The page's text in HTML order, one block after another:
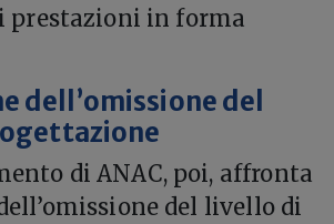
prestazioni in forma
dell’omissione del
di ANAC, poi, affronta
del livello di